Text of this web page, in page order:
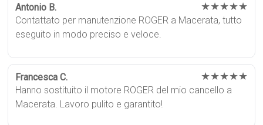
Antonio B. ★★★★★
Contattato per manutenzione ROGER a Macerata, tutto
eseguito in modo preciso e veloce.
Francesca C. ★★★★★
Hanno sostituito il motore ROGER del mio cancello a
Macerata. Lavoro pulito e garantito!